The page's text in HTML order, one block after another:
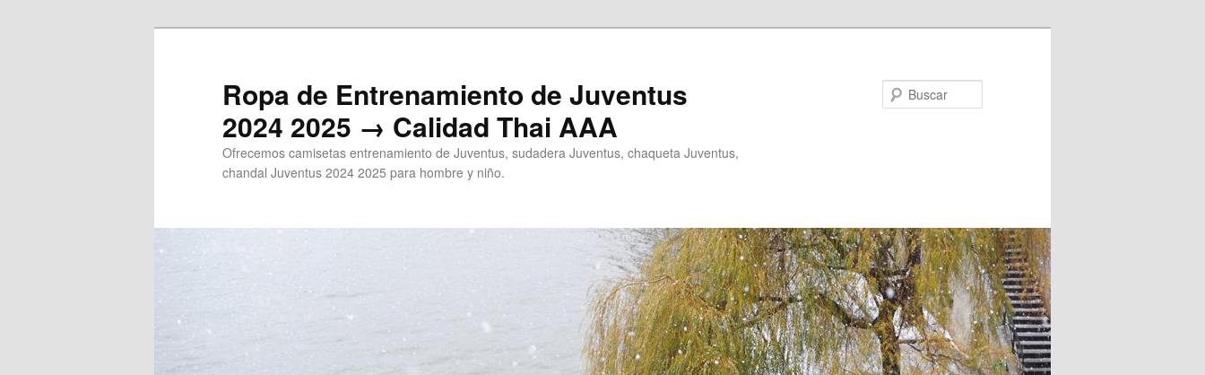
Ropa de Entrenamiento de Juventus
2024 2025 → Calidad Thai AAA
Ofrecemos camisetas entrenamiento de Juventus, sudadera Juventus, chaqueta Juventus,
chandal Juventus 2024 2025 para hombre y niño.